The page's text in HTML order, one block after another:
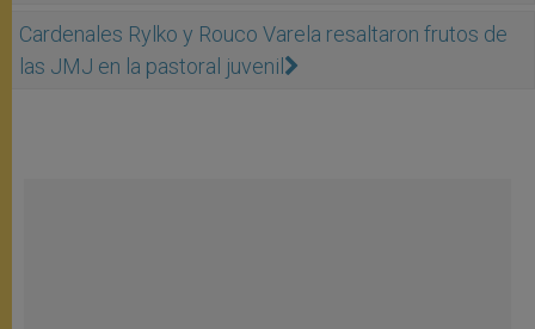
Cardenales Rylko y Rouco Varela resaltaron frutos de
las JMJ en la pastoral juvenil